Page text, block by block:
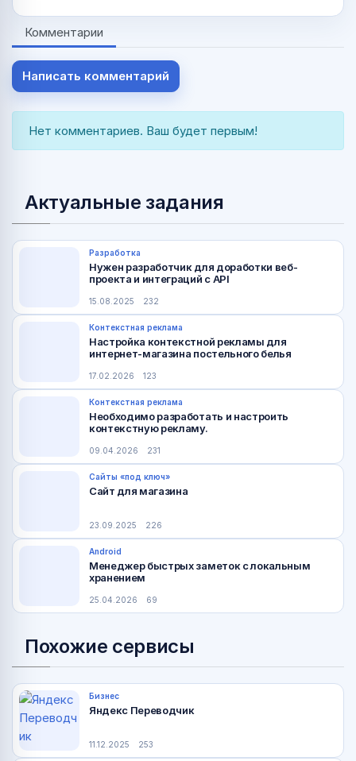
Комментарии
Написать комментарий
Нет комментариев. Ваш будет первым!
Актуальные задания
Разработка
Нужен разработчик для доработки веб-
проекта и интеграций с API
15.08.2025 232
Контекстная реклама
Настройка контекстной рекламы для
интернет-магазина постельного белья
17.02.2026 123
Контекстная реклама
Необходимо разработать и настроить
контекстную рекламу.
09.04.2026 231
Сайты «под ключ»
Сайт для магазина
23.09.2025 226
Android
Менеджер быстрых заметок с локальным
хранением
25.04.2026 69
Похожие сервисы
Бизнес
Яндекс Переводчик
11.12.2025 253